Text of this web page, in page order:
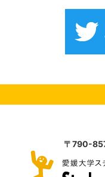
〒790-